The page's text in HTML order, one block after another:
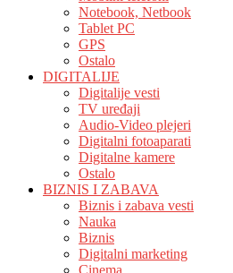
Notebook, Netbook
Tablet PC
GPS
Ostalo
DIGITALIJE
Digitalije vesti
TV uređaji
Audio-Video plejeri
Digitalni fotoaparati
Digitalne kamere
Ostalo
BIZNIS I ZABAVA
Biznis i zabava vesti
Nauka
Biznis
Digitalni marketing